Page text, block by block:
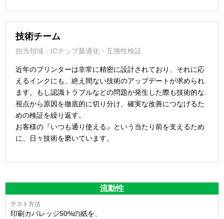
技術チーム
担当領域：ICチップ最適化・互換性検証
近年のプリンターは非常に精密に設計されており、それに応
えるインクにも、絶え間ない技術のアップデートが求められ
ます。もし認識トラブルなどの問題が発生した際も技術的な
視点から原因を徹底的に切り分け、確実な改善につなげるた
めの検証を繰り返す。
お客様の『いつも通り使える』という当たり前を支えるため
に、日々技術を磨いています。
流動性
印刷カバレッジ50%の紙を、